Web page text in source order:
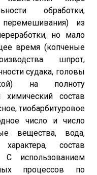
обработки,
перемешивания) из
но мало
время (копченые
шпрот,
судака, головы
на полноту
химический состав
тиобарбитуровое
число и число
вещества, вода,
состав
использованием
процессов по